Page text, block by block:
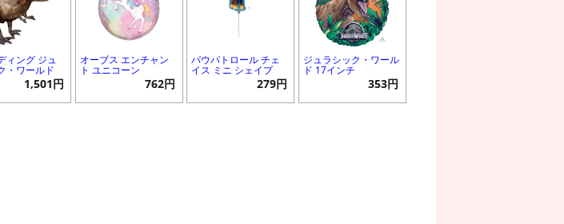
ィング ジュ
・ワールド
1,501円
オーブス エンチャン
ト ユニコーン
762円
パウパトロール チェ
イス ミニ シェイプ
279円
ジュラシック・ワール
ド 17インチ
353円